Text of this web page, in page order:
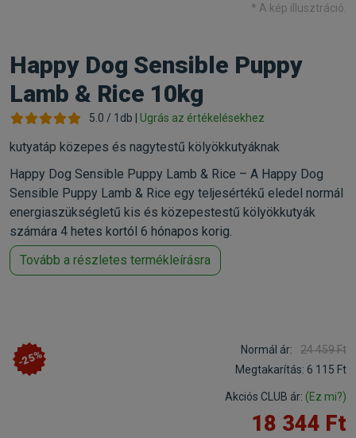
* A kép illusztráció.
Happy Dog Sensible Puppy
Lamb & Rice 10kg
5.0 / 1db | Ugrás az értékelésekhez
kutyatáp közepes és nagytestű kölyökkutyáknak
Happy Dog Sensible Puppy Lamb & Rice – A Happy Dog
Sensible Puppy Lamb & Rice egy teljesértékű eledel normál
energiaszükségletű kis és közepestestű kölyökkutyák
számára 4 hetes kortól 6 hónapos korig.
Tovább a részletes termékleírásra
-25% Normál ár:
24 459 Ft
Megtakarítás: 6 115 Ft
Akciós CLUB ár: (Ez mi?)
18 344 Ft